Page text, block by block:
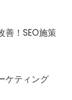
善！SEO施策
ケティング